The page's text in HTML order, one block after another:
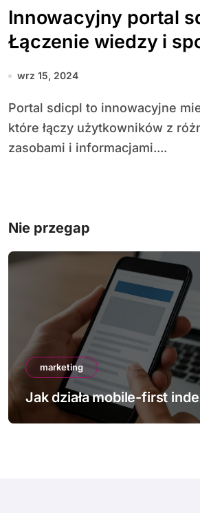
Innowacyjny portal
Łączenie wiedzy i
w sieci
wrz 15, 2024
Portal sdicpl to innowacyjne miejsce w sieci,
które łączy użytkowników z
zasobami i informacjami....
Nie przegap
marketing
Jak działa mobile-first